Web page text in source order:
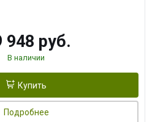
948 руб.
В наличии
Купить
Подробнее